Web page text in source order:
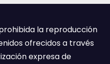
la reproducción
ofrecidos a través
expresa de